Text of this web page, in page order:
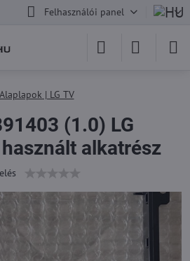
Felhasználói panel
Alaplapok | LG TV
(1.0) LG
alkatrész